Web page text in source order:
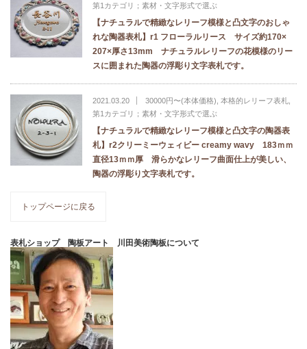
第1カテゴリ；素材・文字形式で選ぶ
【ナチュラルで精緻なレリーフ模様と凸文字のおしゃ
れな陶器表札】r1 フローラルリース サイズ約170×
207×厚さ13mm ナチュラルレリーフの花模様のリー
スに囲まれた陶器の浮彫り文字表札です。
2021.03.20 30000円〜(本体価格) 本格的レリーフ表札,
第1カテゴリ；素材・文字形式で選ぶ
【ナチュラルで精緻なレリーフ模様と凸文字の陶器表
札】r2クリーミーウェィビー creamy wavy 183ｍｍ
直径13ｍｍ厚 滑らかなレリーフ曲面仕上が美しい、
陶器の浮彫り文字表札です。
トップページに戻る
表札ショップ 陶板アート 川田美術陶板について